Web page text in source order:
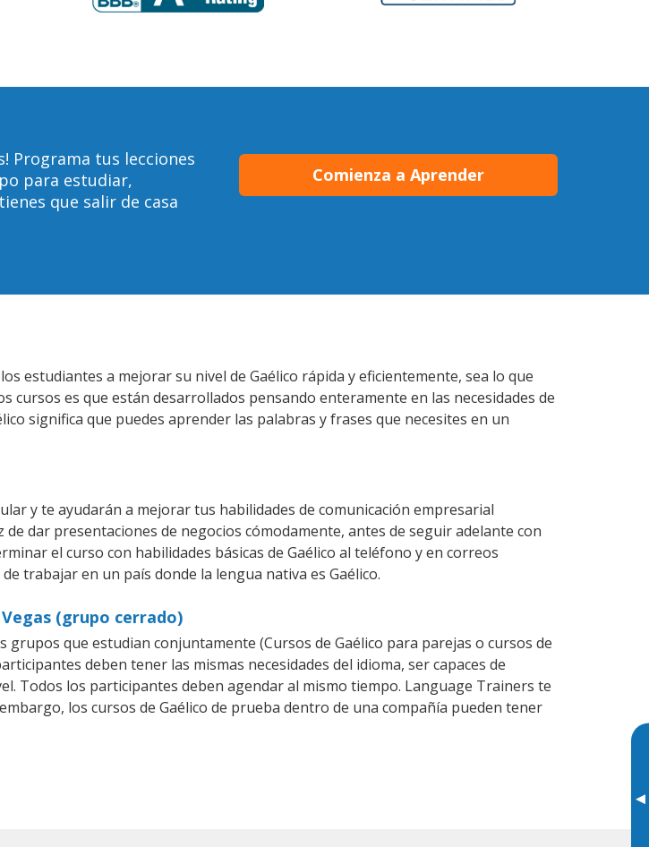
▸
Programa tus lecciones
para estudiar,
que salir de casa
Comienza a Aprender
estudiantes a mejorar su nivel de Gaélico rápida y eficientemente, sea lo que
cursos es que están desarrollados pensando enteramente en las necesidades de
significa que puedes aprender las palabras y frases que necesites en un
y te ayudarán a mejorar tus habilidades de comunicación empresarial
dar presentaciones de negocios cómodamente, antes de seguir adelante con
el curso con habilidades básicas de Gaélico al teléfono y en correos
trabajar en un país donde la lengua nativa es Gaélico.
(grupo cerrado)
que estudian conjuntamente (Cursos de Gaélico para parejas o cursos de
deben tener las mismas necesidades del idioma, ser capaces de
Todos los participantes deben agendar al mismo tiempo. Language Trainers te
los cursos de Gaélico de prueba dentro de una compañía pueden tener